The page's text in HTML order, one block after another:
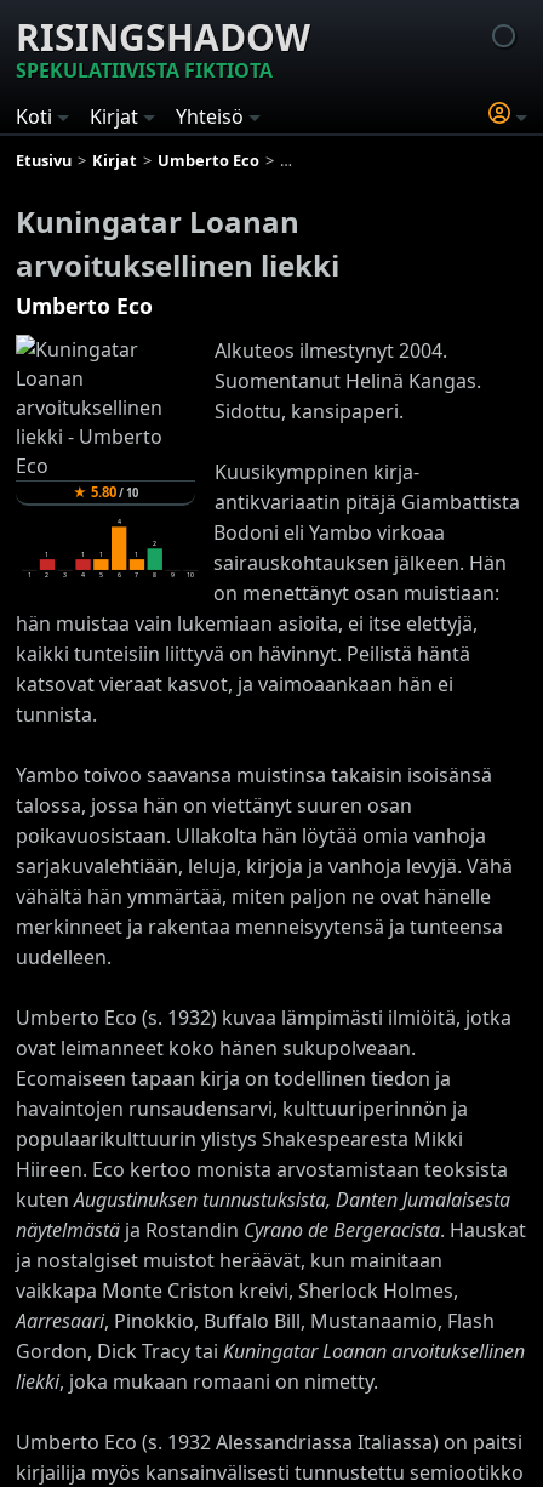
RISINGSHADOW
SPEKULATIIVISTA FIKTIOTA
Koti
Kirjat Yhteisö
Etusivu Kirjat Umberto Eco Kuningatar Loanan arvoituksellinen
Kuningatar Loanan
arvoituksellinen liekki
Umberto Eco
★5.80/10
1
1
2 3
1
4
1
5
4
6
1
7
2
8 9 10
Alkuteos ilmestynyt 2004.
Suomentanut Helinä Kangas.
Sidottu, kansipaperi.
Kuusikymppinen kirja-
antikvariaatin pitäjä Giambattista
Bodoni eli Yambo virkoaa
sairauskohtauksen jälkeen. Hän
on menettänyt osan muistiaan:
hän muistaa vain lukemiaan asioita, ei itse elettyjä,
kaikki tunteisiin liittyvä on hävinnyt. Peilistä häntä
katsovat vieraat kasvot, ja vaimoaankaan hän ei
tunnista.
Yambo toivoo saavansa muistinsa takaisin isoisänsä
talossa, jossa hän on viettänyt suuren osan
poikavuosistaan. Ullakolta hän löytää omia vanhoja
sarjakuvalehtiään, leluja, kirjoja ja vanhoja levyjä. Vähä
vähältä hän ymmärtää, miten paljon ne ovat hänelle
merkinneet ja rakentaa menneisyytensä ja tunteensa
uudelleen.
Umberto Eco (s. 1932) kuvaa lämpimästi ilmiöitä, jotka
ovat leimanneet koko hänen sukupolveaan.
Ecomaiseen tapaan kirja on todellinen tiedon ja
havaintojen runsaudensarvi, kulttuuriperinnön ja
populaarikulttuurin ylistys Shakespearesta Mikki
Hiireen. Eco kertoo monista arvostamistaan teoksista
kutenAugustinuksen tunnustuksista, Danten Jumalaisesta
näytelmästä ja Rostandin Cyrano de Bergeracista. Hauskat
ja nostalgiset muistot heräävät, kun mainitaan
vaikkapa Monte Criston kreivi, Sherlock Holmes,
Aarresaari, Pinokkio, Buffalo Bill, Mustanaamio, Flash
Gordon, Dick Tracy taiKuningatar Loanan arvoituksellinen
liekki, joka mukaan romaani on nimetty.
Umberto Eco (s. 1932 Alessandriassa Italiassa) on paitsi
kirjailija myös kansainvälisesti tunnustettu semiootikko